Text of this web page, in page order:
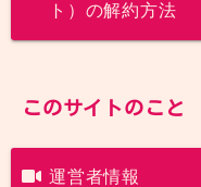
ト）の解約方法
このサイトのこと
運営者情報